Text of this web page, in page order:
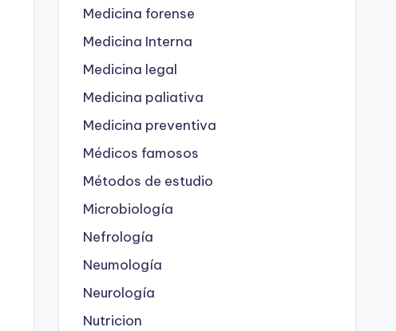
Medicina forense
Medicina Interna
Medicina legal
Medicina paliativa
Medicina preventiva
Médicos famosos
Métodos de estudio
Microbiología
Nefrología
Neumología
Neurología
Nutricion